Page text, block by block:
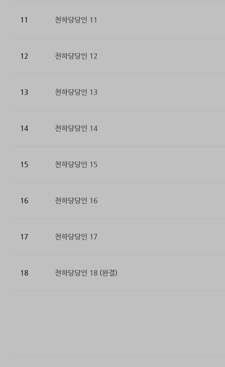
11 천하당당인 11
12 천하당당인 12
13 천하당당인 13
14 천하당당인 14
15 천하당당인 15
16 천하당당인 16
17 천하당당인 17
18 천하당당인 18 (완결)